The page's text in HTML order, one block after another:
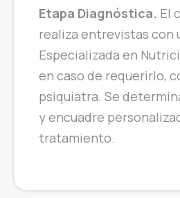
Etapa Diagnóstica. El
realiza entrevistas con
Especializada en
en caso de requerirlo,
psiquiatra. Se
y encuadre
tratamiento.